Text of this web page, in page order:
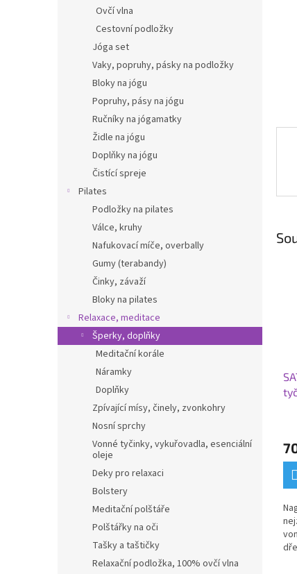
Ovčí vlna
Cestovní podložky
Jóga set
Vaky, popruhy, pásky na podložky
Bloky na jógu
Popruhy, pásy na jógu
Ručníky na jógamatky
Židle na jógu
Doplňky na jógu
Čistící spreje
Pilates
Podložky na pilates
Válce, kruhy
Nafukovací míče, overbally
Gumy (terabandy)
Činky, závaží
Bloky na pilates
Relaxace, meditace
Šperky, doplňky
Meditační korále
Náramky
Doplňky
Zpívající mísy, činely, zvonkohry
Nosní sprchy
Vonné tyčinky, vykuřovadla, esenciální
oleje
Deky pro relaxaci
Bolstery
Meditační polštáře
Polštářky na oči
Tašky a taštičky
Relaxační podložka, 100% ovčí vlna